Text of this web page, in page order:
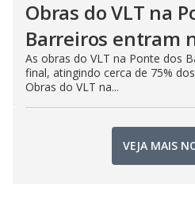
Obras do VLT na
Barreiros entram
As obras do VLT na Ponte dos
final, atingindo cerca de 75%
Obras do VLT na...
VEJA MAIS